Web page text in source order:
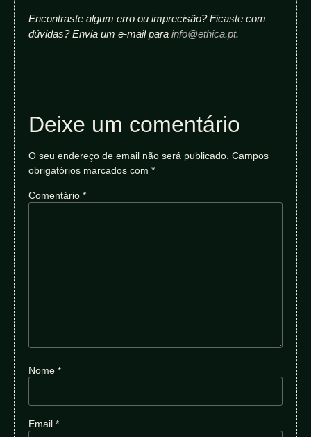
Encontraste algum erro ou imprecisão? Ficaste com
dúvidas? Envia um e-mail para info@ethica.pt.
Deixe um comentário
O seu endereço de email não será publicado. Campos
obrigatórios marcados com *
Comentário *
Nome *
Email *